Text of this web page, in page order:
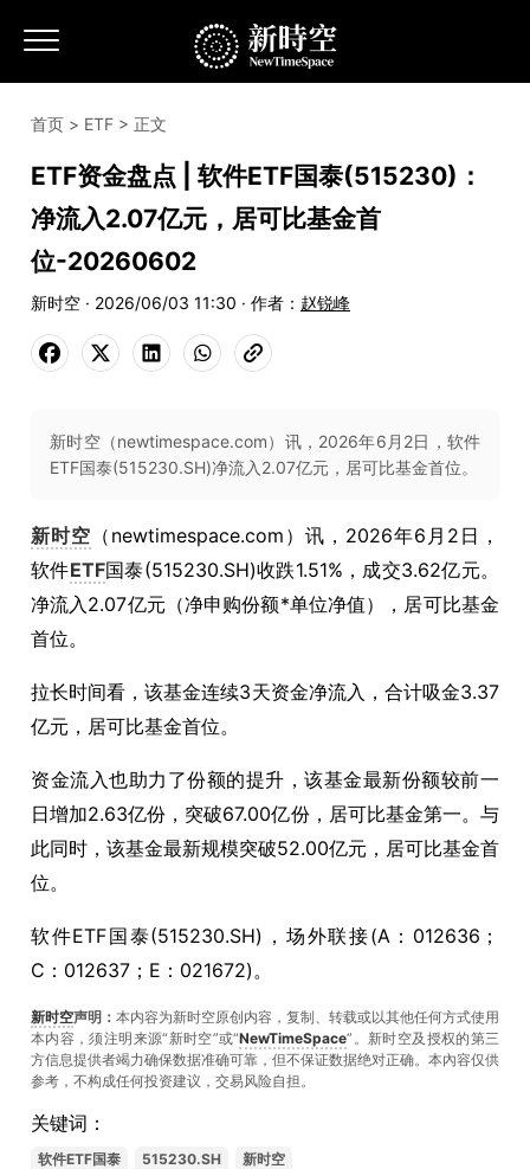
首页 > ETF > 正文
ETF资金盘点 | 软件ETF国泰(515230)：
净流入2.07亿元，居可比基金首
位-20260602
新时空 · 2026/06/03 11:30 · 作者： 赵锐峰
新时空（newtimespace.com）讯，2026年6月2日，软件
ETF国泰(515230.SH)净流入2.07亿元，居可比基金首位。
新时空 （ newtimespace.com ）讯， 2026年6月2日，
软件ETF国泰(515230.SH)收跌1.51%，成交3.62亿元。
净流入2.07亿元（净申购份额*单位净值），居可比基金
首位。
拉长时间看，该基金连续3天资金净流入，合计吸金3.37
亿元，居可比基金首位。
资金流入也助力了份额的提升，该基金最新份额较前一
日增加2.63亿份，突破67.00亿份，居可比基金第一。与
此同时，该基金最新规模突破52.00亿元，居可比基金首
位。
软件ETF国泰(515230.SH)，场外联接(A：012636；
C：012637；E：021672)。
新时空声明： 本内容为新时空原创内容，复制、转载或以其他任何方式使用
本内容，须注明来源“新时空”或“NewTimeSpace”。新时空及授权的第三
方信息提供者竭力确保数据准确可靠，但不保证数据绝对正确。本內容仅供
参考，不构成任何投资建议，交易风险自担。
关键词：
软件ETF国泰 515230.SH 新时空